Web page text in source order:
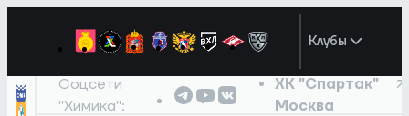
Клубы
Соцсети
"Химика":
ХК "Спартак"
Москва